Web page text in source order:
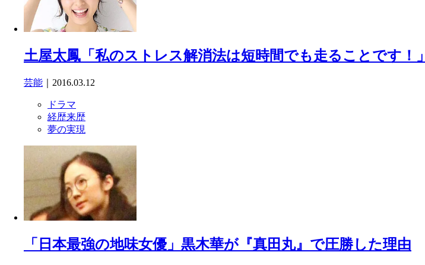
土屋太鳳「私のストレス解消法は短時間でも走ることです！」
芸能 ｜2016.03.12
ドラマ
経歴来歴
夢の実現
「日本最強の地味女優」黒木華が『真田丸』で圧勝した理由